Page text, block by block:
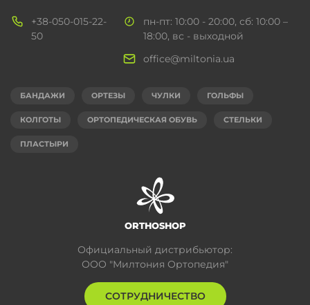
ORTHOSHOP
Официальный дистрибьютор:
ООО "Милтония Ортопедия"
СОТРУДНИЧЕСТВО
пн-пт: 10:00 - 20:00, сб: 10:00 –
18:00, вс - выходной
+38-050-015-22-
50
office@miltonia.ua
БАНДАЖИ ОРТЕЗЫ ЧУЛКИ ГОЛЬФЫ
КОЛГОТЫ ОРТОПЕДИЧЕСКАЯ ОБУВЬ СТЕЛЬКИ
ПЛАСТЫРИ